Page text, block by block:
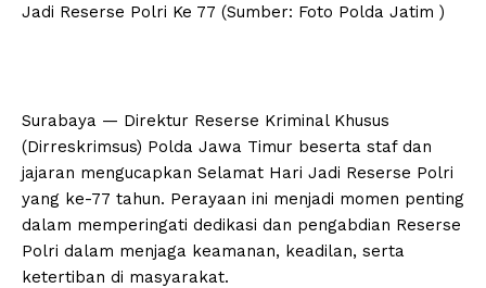
Jadi Reserse Polri Ke 77 (Sumber: Foto Polda Jatim )
Surabaya — Direktur Reserse Kriminal Khusus
(Dirreskrimsus) Polda Jawa Timur beserta staf dan
jajaran mengucapkan Selamat Hari Jadi Reserse Polri
yang ke-77 tahun. Perayaan ini menjadi momen penting
dalam memperingati dedikasi dan pengabdian Reserse
Polri dalam menjaga keamanan, keadilan, serta
ketertiban di masyarakat.